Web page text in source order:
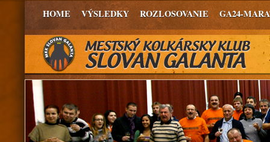
HOME VÝSLEDKY ROZLOSOVANIE GA24-